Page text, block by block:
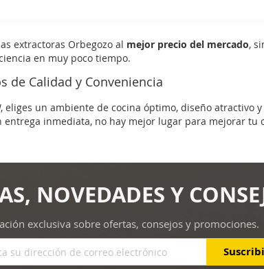
extractoras Orbegozo al mejor precio del mercado,
en muy poco tiempo.
de Calidad y Conveniencia
eliges un ambiente de cocina óptimo, diseño atractivo
entrega inmediata, no hay mejor lugar para mejorar tu
NOVEDADES Y
exclusiva sobre ofertas, consejos y promociones.